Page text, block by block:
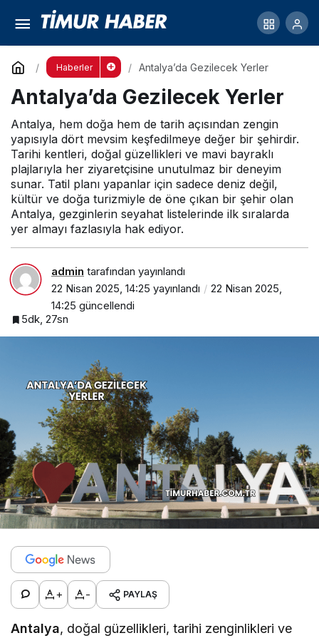
Haberler Antalya’da Gezilecek Yerler
Antalya’da Gezilecek Yerler
Antalya, hem doğa hem de tarih açısından zengin
yapısıyla dört mevsim keşfedilmeye değer bir şehirdir.
Tarihi kentleri, doğal güzellikleri ve mavi bayraklı
plajlarıyla her ziyaretçisine unutulmaz bir deneyim
sunar. Tatil planı yapanlar için sadece deniz değil,
kültür ve doğa turizmiyle de öne çıkan bir şehir olan
Antalya, gezginlerin seyahat listelerinde ilk sıralarda
yer almayı fazlasıyla hak ediyor.
admin tarafından yayınlandı
22 Nisan 2025, 14:25 yayınlandı
22 Nisan 2025,
14:25 güncellendi
5dk, 27sn
+ - PAYLAŞ
Antalya, doğal güzellikleri, tarihi zenginlikleri ve
Antalya’da Gezilecek Yerler
Yorum Yap